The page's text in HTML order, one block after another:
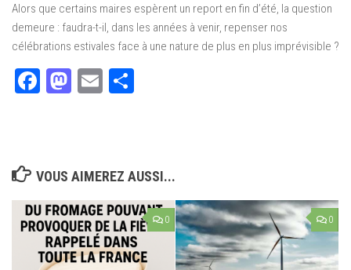
Alors que certains maires espèrent un report en fin d’été, la question
demeure : faudra-t-il, dans les années à venir, repenser nos
célébrations estivales face à une nature de plus en plus imprévisible ?
Facebook
Mastodon
Email
VOUS AIMEREZ AUSSI...
0 0